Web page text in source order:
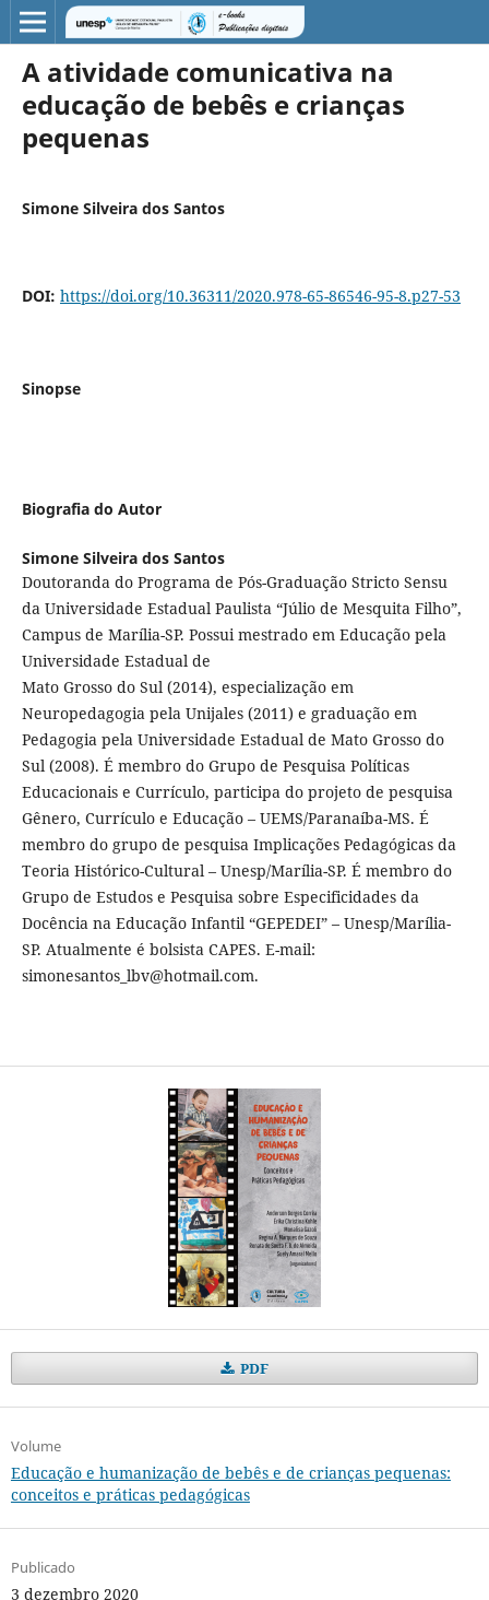
A atividade comunicativa na
educação de bebês e crianças
pequenas
Simone Silveira dos Santos
DOI: https://doi.org/10.36311/2020.978-65-86546-95-8.p27-53
Sinopse
Biografia do Autor
Simone Silveira dos Santos
Doutoranda do Programa de Pós-Graduação Stricto Sensu
da Universidade Estadual Paulista “Júlio de Mesquita Filho”,
Campus de Marília-SP. Possui mestrado em Educação pela
Universidade Estadual de
Mato Grosso do Sul (2014), especialização em
Neuropedagogia pela Unijales (2011) e graduação em
Pedagogia pela Universidade Estadual de Mato Grosso do
Sul (2008). É membro do Grupo de Pesquisa Políticas
Educacionais e Currículo, participa do projeto de pesquisa
Gênero, Currículo e Educação – UEMS/Paranaíba-MS. É
membro do grupo de pesquisa Implicações Pedagógicas da
Teoria Histórico-Cultural – Unesp/Marília-SP. É membro do
Grupo de Estudos e Pesquisa sobre Especificidades da
Docência na Educação Infantil “GEPEDEI” – Unesp/Marília-
SP. Atualmente é bolsista CAPES. E-mail:
simonesantos_lbv@hotmail.com.
PDF
Volume
Educação e humanização de bebês e de crianças pequenas:
conceitos e práticas pedagógicas
Publicado
3 dezembro 2020